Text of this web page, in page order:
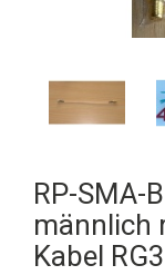
RP-SMA-
männlich
Kabel